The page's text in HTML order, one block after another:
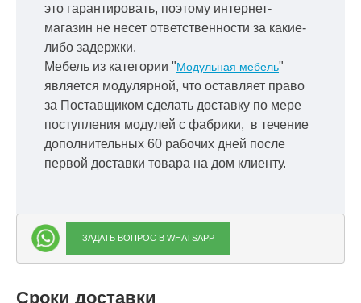
это гарантировать, поэтому интернет-
магазин не несет ответственности за какие-
либо задержки.
Мебель из категории "Модульная мебель"
является модулярной, что оставляет право
за Поставщиком сделать доставку по мере
поступления модулей с фабрики, в течение
дополнительных 60 рабочих дней после
первой доставки товара на дом клиенту.
ЗАДАТЬ ВОПРОС В WHATSAPP
Сроки доставки